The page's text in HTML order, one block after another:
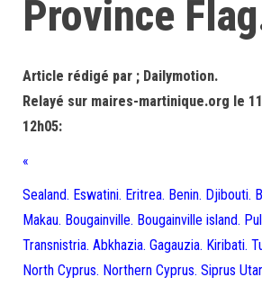
Province
Article rédigé par ; Dailymotion.
Relayé sur maires-martinique.org le
12h05:
«
Sealand. Eswatini. Eritrea. Benin. Djibouti.
Makau. Bougainville. Bougainville island.
Transnistria. Abkhazia. Gagauzia. Kiribati.
North Cyprus. Northern Cyprus. Siprus